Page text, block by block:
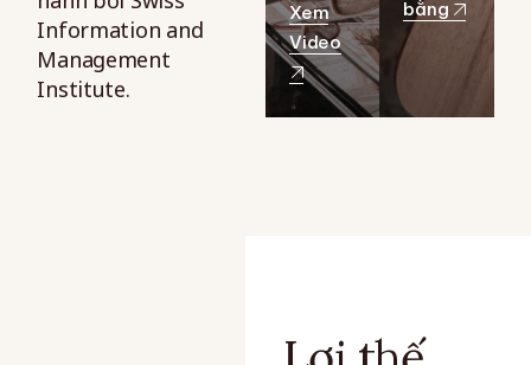
Information and
Management
Institute.
Xem
Video
bằng